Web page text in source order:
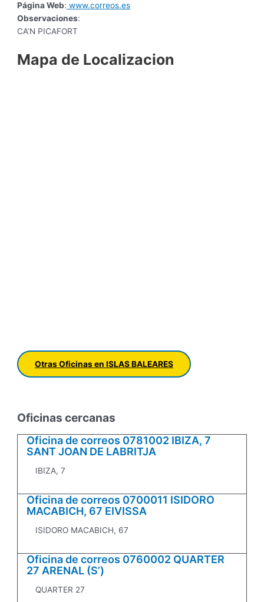
Página Web: www.correos.es
Observaciones:
CA’N PICAFORT
Mapa de Localizacion
Otras Oficinas en ISLAS BALEARES
Oficinas cercanas
Oficina de correos 0781002 IBIZA, 7
SANT JOAN DE LABRITJA
IBIZA, 7
Oficina de correos 0700011 ISIDORO
MACABICH, 67 EIVISSA
ISIDORO MACABICH, 67
Oficina de correos 0760002 QUARTER
27 ARENAL (S’)
QUARTER 27